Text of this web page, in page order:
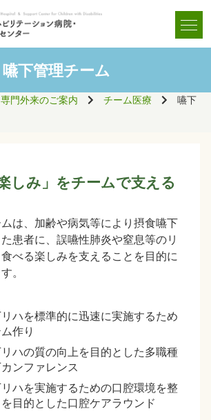
嚥下管理チーム
門外来のご案内 チーム医療
嚥下
しみ」をチームで支える
は、加齢や病気等により摂食嚥下
患者に、誤嚥性肺炎や窒息等のリ
べる楽しみを支えることを目的に
。
ハを標準的に迅速に実施するため
作り
ハの質の向上を目的とした多職種
ンファレンス
ハを実施するための口腔環境を整
目的とした口腔ケアラウンド